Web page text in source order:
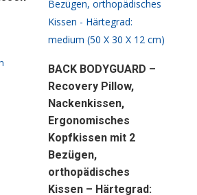
BACK BODYGUARD –
Recovery Pillow,
Nackenkissen,
Ergonomisches
Kopfkissen mit 2
Bezügen,
orthopädisches
Kissen – Härtegrad: